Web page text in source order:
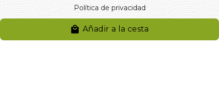
Añadir a la cesta
Política de privacidad